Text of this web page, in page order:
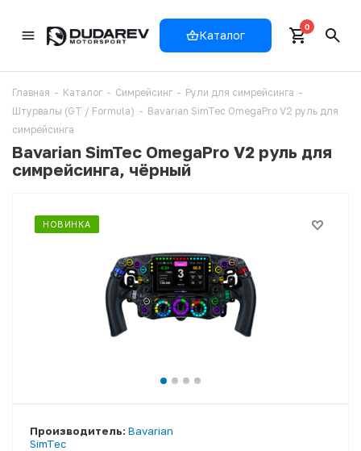
Каталог
0
Главная - Каталог - Симрейсинг - Рули для симрейсинга -
Штурвалы (GT / Formula) - Bavarian SimTec OmegaPro V2 руль для
симрейсинга
Bavarian SimTec OmegaPro V2 руль для
симрейсинга, чёрный
НОВИНКА
Производитель: Bavarian
SimTec